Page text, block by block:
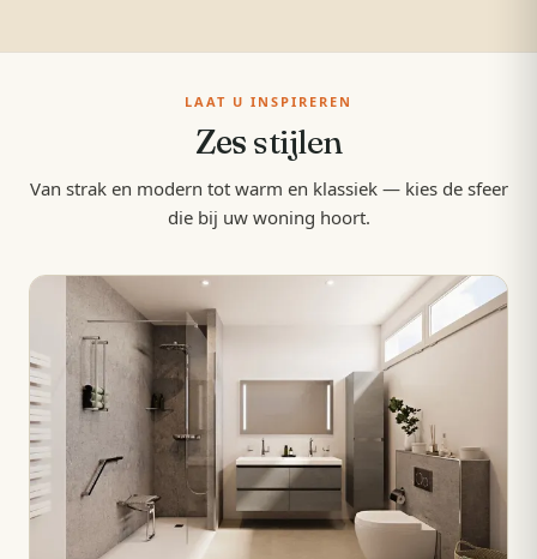
LAAT U INSPIREREN
Zes stijlen
Van strak en modern tot warm en klassiek — kies de sfeer
die bij uw woning hoort.